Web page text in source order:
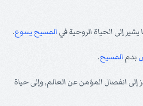
إلى الحياة الروحية في المسيح يسوع.
بدم المسيح.
إلى انفصال المؤمن عن العالم, وإلى حياة